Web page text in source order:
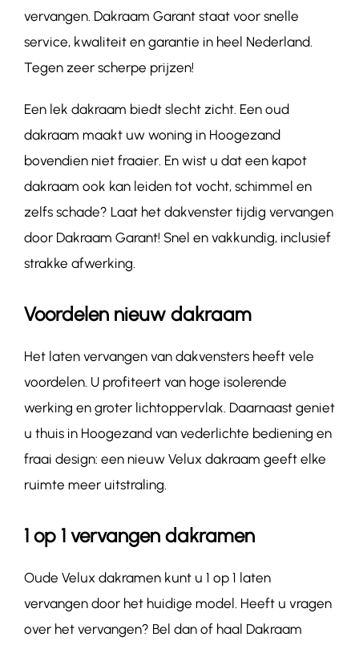
vervangen. Dakraam Garant staat voor snelle
service, kwaliteit en garantie in heel Nederland.
Tegen zeer scherpe prijzen!
Een lek dakraam biedt slecht zicht. Een oud
dakraam maakt uw woning in Hoogezand
bovendien niet fraaier. En wist u dat een kapot
dakraam ook kan leiden tot vocht, schimmel en
zelfs schade? Laat het dakvenster tijdig vervangen
door Dakraam Garant! Snel en vakkundig, inclusief
strakke afwerking.
Voordelen nieuw dakraam
Het laten vervangen van dakvensters heeft vele
voordelen. U profiteert van hoge isolerende
werking en groter lichtoppervlak. Daarnaast geniet
u thuis in Hoogezand van vederlichte bediening en
fraai design: een nieuw Velux dakraam geeft elke
ruimte meer uitstraling.
1 op 1 vervangen dakramen
Oude Velux dakramen kunt u 1 op 1 laten
vervangen door het huidige model. Heeft u vragen
over het vervangen? Bel dan of haal Dakraam